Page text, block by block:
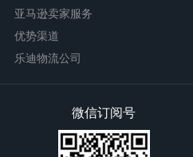
亚马逊卖家服务
优势渠道
乐迪物流公司
微信订阅号